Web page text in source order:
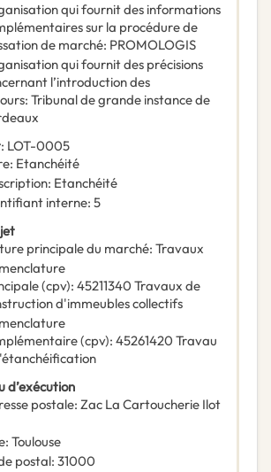
qui fournit des informations
sur la procédure de
de marché: PROMOLOGIS
qui fournit des précisions
l’introduction des
: Tribunal de grande instance de
: LOT-0005
: Etanchéité
: Etanchéité
interne: 5
principale du marché: Travaux
(cpv): 45211340 Travaux de
d'immeubles collectifs
(cpv): 45261420 Travau
d’exécution
postale: Zac La Cartoucherie Ilot
: Toulouse
postal: 31000